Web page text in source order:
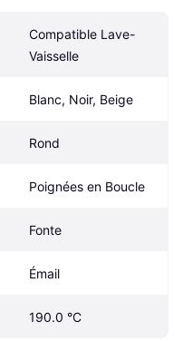
Compatible Lave-
Vaisselle
Blanc, Noir, Beige
Rond
Poignées en Boucle
Fonte
Émail
190.0 °C